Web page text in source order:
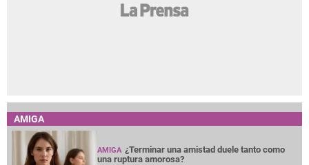
AMIGA
AMIGA ¿Terminar una amistad duele tanto como
una ruptura amorosa?